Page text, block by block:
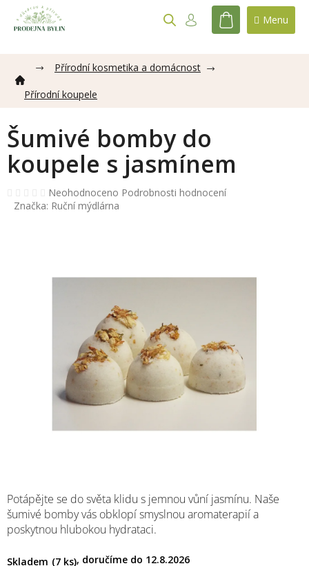
obsah
NÁKUPNÍ
Přírodní kosmetika a domácnost
Přírodní koupele
Šumivé bomby do
koupele s jasmínem
Průměrné
hodnocení
Neohodnoceno Podrobnosti hodnocení
Značka: Ruční mýdlárna
Skladem (7 ks) 12.8.2026
Potápějte se do světa klidu s jemnou vůní jasmínu. Naše
šumivé bomby vás obklopí smyslnou aromaterapií a
poskytnou hlubokou hydrataci.